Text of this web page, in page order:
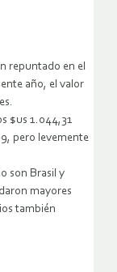
repuntado en el
año, el valor
$us 1.044,31
pero levemente
son Brasil y
mayores
también